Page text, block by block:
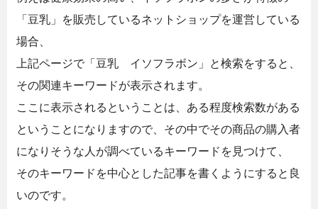
「豆乳」を販売しているネットショップを運営している
場合、
上記ページで「豆乳 イソフラボン」と検索をすると、
その関連キーワードが表示されます。
ここに表示されるということは、ある程度検索数がある
ということになりますので、その中でその商品の購入者
になりそうな人が調べているキーワードを見つけて、
そのキーワードを中心とした記事を書くようにすると良
いのです。